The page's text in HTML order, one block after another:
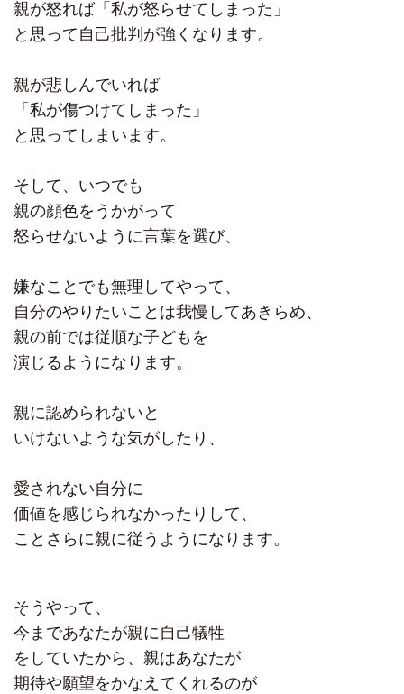
親が怒れば「私が怒らせてしまった」
と思って自己批判が強くなります。
親が悲しんでいれば
「私が傷つけてしまった」
と思ってしまいます。
そして、いつでも
親の顔色をうかがって
怒らせないように言葉を選び、
嫌なことでも無理してやって、
自分のやりたいことは我慢してあきらめ、
親の前では従順な子どもを
演じるようになります。
親に認められないと
いけないような気がしたり、
愛されない自分に
価値を感じられなかったりして、
ことさらに親に従うようになります。
そうやって、
今まであなたが親に自己犠牲
をしていたから、親はあなたが
期待や願望をかなえてくれるのが